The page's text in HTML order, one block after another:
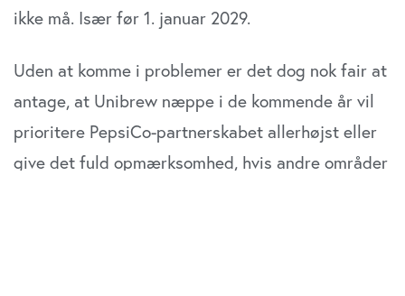
ikke må. Især før 1. januar 2029.
Uden at komme i problemer er det dog nok fair at
antage, at Unibrew næppe i de kommende år vil
prioritere PepsiCo-partnerskabet allerhøjst eller
give det fuld opmærksomhed, hvis andre områder